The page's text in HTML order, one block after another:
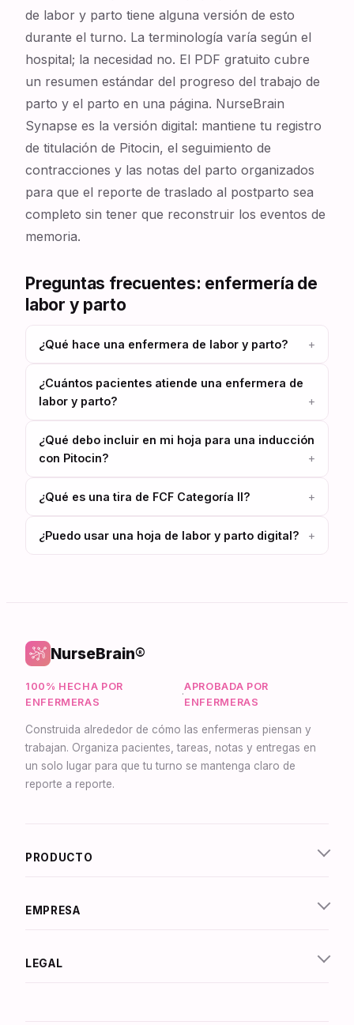
de labor y parto tiene alguna versión de esto
durante el turno. La terminología varía según el
hospital; la necesidad no. El PDF gratuito cubre
un resumen estándar del progreso del trabajo de
parto y el parto en una página. NurseBrain
Synapse es la versión digital: mantiene tu registro
de titulación de Pitocin, el seguimiento de
contracciones y las notas del parto organizados
para que el reporte de traslado al postparto sea
completo sin tener que reconstruir los eventos de
memoria.
Preguntas frecuentes: enfermería de
labor y parto
¿Qué hace una enfermera de labor y parto?
¿Cuántos pacientes atiende una enfermera de
labor y parto?
¿Qué debo incluir en mi hoja para una inducción
con Pitocin?
¿Qué es una tira de FCF Categoría II?
¿Puedo usar una hoja de labor y parto digital?
NurseBrain®
100% HECHA POR
ENFERMERAS
·
APROBADA POR
ENFERMERAS
Construida alrededor de cómo las enfermeras piensan y
trabajan. Organiza pacientes, tareas, notas y entregas en
un solo lugar para que tu turno se mantenga claro de
reporte a reporte.
PRODUCTO
EMPRESA
LEGAL
micrófono para hablarme por voz!